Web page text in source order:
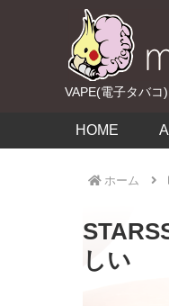
VAPE(電子タバコ
HOME
ホーム
しい